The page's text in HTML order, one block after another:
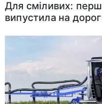
Для сміливих:
випустила на